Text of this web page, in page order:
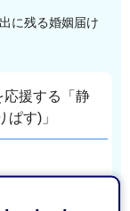
に残る婚姻届け
応援する「静
す)」